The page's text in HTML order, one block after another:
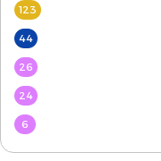
123
44
26
24
6